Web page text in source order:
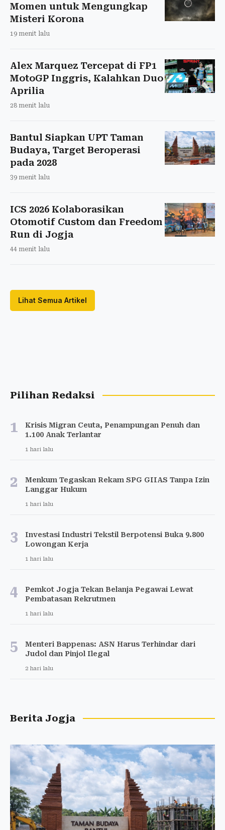
Momen untuk Mengungkap
Misteri Korona
19 menit lalu
Alex Marquez Tercepat di FP1
MotoGP Inggris, Kalahkan Duo
Aprilia
28 menit lalu
Bantul Siapkan UPT Taman
Budaya, Target Beroperasi
pada 2028
39 menit lalu
ICS 2026 Kolaborasikan
Otomotif Custom dan Freedom
Run di Jogja
44 menit lalu
Lihat Semua Artikel
Pilihan Redaksi
1
Krisis Migran Ceuta, Penampungan Penuh dan
1.100 Anak Terlantar
1 hari lalu
2
Menkum Tegaskan Rekam SPG GIIAS Tanpa Izin
Langgar Hukum
1 hari lalu
3
Investasi Industri Tekstil Berpotensi Buka 9.800
Lowongan Kerja
1 hari lalu
4
Pemkot Jogja Tekan Belanja Pegawai Lewat
Pembatasan Rekrutmen
1 hari lalu
5
Menteri Bappenas: ASN Harus Terhindar dari
Judol dan Pinjol Ilegal
2 hari lalu
Berita Jogja